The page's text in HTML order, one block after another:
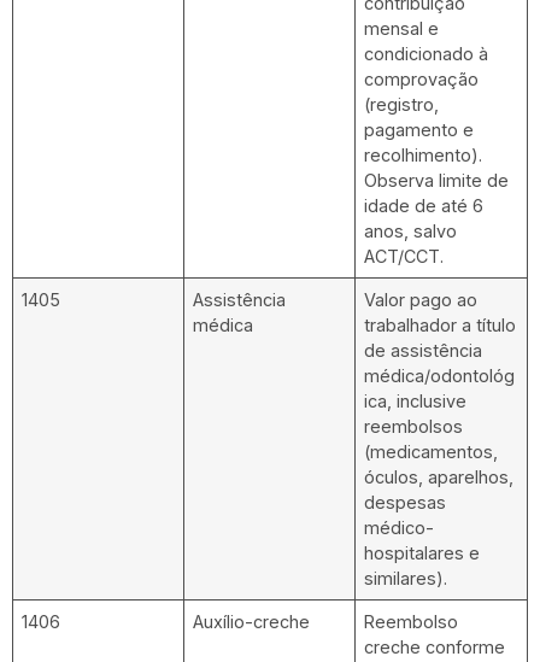
mensal e
condicionado à
comprovação
(registro,
pagamento e
recolhimento).
Observa limite de
idade de até 6
anos, salvo
ACT/CCT.
1405
Assistência
médica
Valor pago ao
trabalhador a título
de assistência
médica/odontológ
ica, inclusive
reembolsos
(medicamentos,
óculos, aparelhos,
despesas
médico-
hospitalares e
similares).
1406 Auxílio-creche
Reembolso
creche conforme